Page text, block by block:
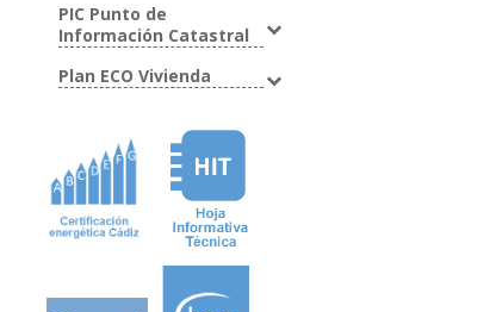
PIC Punto de
Información Catastral
Plan ECO Vivienda